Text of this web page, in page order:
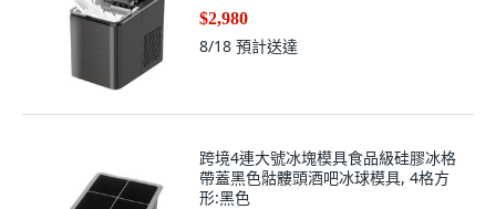
$2,980
8/18 預計送達
跨境4連大號冰塊模具食品級硅膠冰格
帶蓋黑色骷髏頭酒吧冰球模具, 4格方
形:黑色